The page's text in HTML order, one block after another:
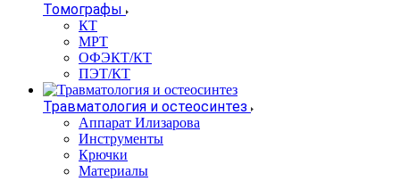
Томографы
КТ
МРТ
ОФЭКТ/КТ
ПЭТ/КТ
Травматология и остеосинтез
Аппарат Илизарова
Инструменты
Крючки
Материалы